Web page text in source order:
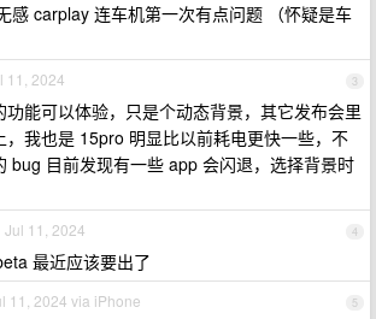
感 carplay 连车机第一次有点问题 （怀疑是车
3
11, 2024
功能可以体验，只是个动态背景，其它发布会里
，我也是 15pro 明显比以前耗电更快一些，不
bug 目前发现有一些 app 会闪退，选择背景时
4
Jul 11, 2024
最近应该要出了
5
11, 2024 via iPhone